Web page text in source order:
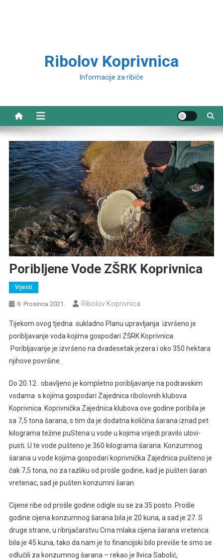
Ribolov Koprivnica
Informacije za ribiče
Poribljene Vode ZŠRK Koprivnica
Vijesti
9. Prosinca 2021. Ribolov Koprivnica
Tijekom ovog tjedna sukladno Planu upravljanja izvršeno je
poribljavanje voda kojima gospodari ZŠRK Koprivnica.
Poribljavanje je izvršeno na dvadesetak jezera i oko 350 hektara
njihove površine.
Do 20.12. obavljeno je kompletno poribljavanje na podravskim
vodama s kojima gospodari Zajednica ribolovnih klubova
Koprivnica. Koprivnička Zajednica klubova ove godine poribila je
sa 7,5 tona šarana, s tim da je dodatna količina šarana iznad pet
kilograma težine puStena u vode u kojima vrijedi pravilo ulovi-
pusti. U te vode pušteno je 360 kilograma šarana. Konzumnog
šarana u vode kojima gospodari koprivnička Zajednica pušteno je
čak 7,5 tona, no za razliku od prošle godine, kad je pušten šaran
vretenac, sad je pušten konzumni šaran.
Cijene ribe od prošle godine odigle su se za 35 posto. Prošle
godine cijena konzumnog šarana bila je 20 kuna, a sad je 27. S
druge strane, u ribnjačarstvu Crna mlaka cijena šarana vretenca
bila je 45 kuna, tako da nam je to financijski bilo previše te smo se
odlučili za konzumnog šarana – rekao je Ilvica Sabolić,